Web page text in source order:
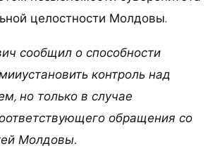
целостности Молдовы.
сообщил о способности
контроль над
но только в случае
обращения со
Молдовы.